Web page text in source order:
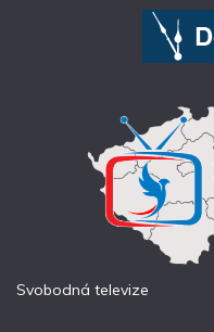
Svobodná televize